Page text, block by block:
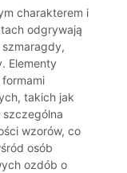
charakterem i
odgrywają
Elementy
takich jak
szczególna
wzorów, co
osób
ozdób o